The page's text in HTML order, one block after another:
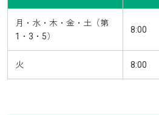
月・水・木・金・土（第
1・3・5）
8:00
火 8:00